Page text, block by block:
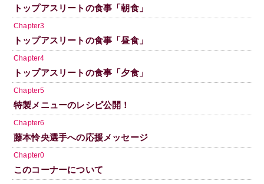
トップアスリートの食事「朝食」
Chapter3
トップアスリートの食事「昼食」
Chapter4
トップアスリートの食事「夕食」
Chapter5
特製メニューのレシピ公開！
Chapter6
藤本怜央選手への応援メッセージ
Chapter0
このコーナーについて